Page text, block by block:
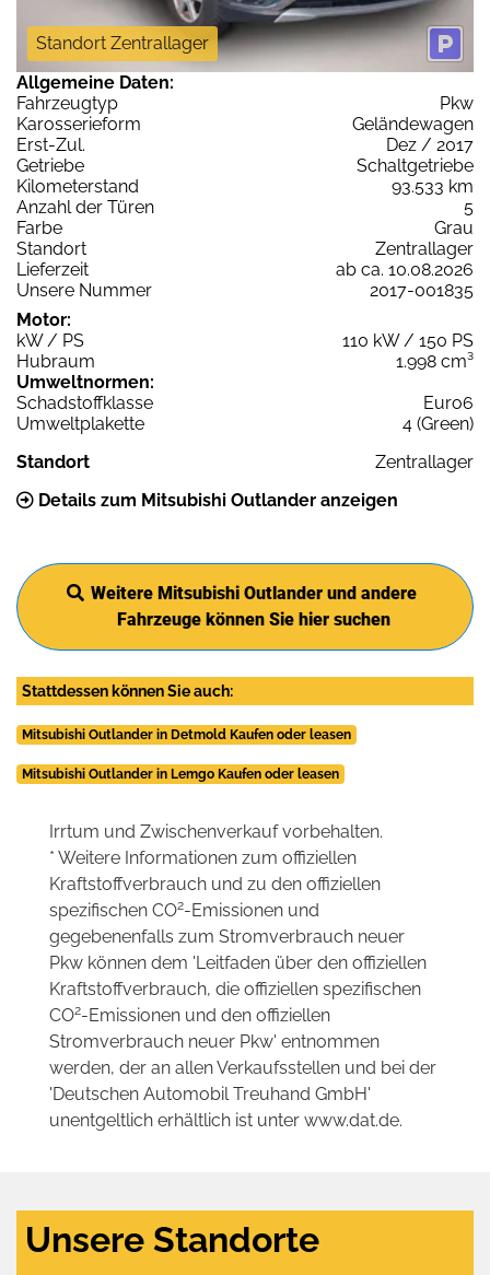
Standort Zentrallager
Allgemeine Daten:
Fahrzeugtyp
Pkw
Karosserieform
Geländewagen
Erst-Zul.
Dez / 2017
Getriebe
Schaltgetriebe
Kilometerstand
93.533 km
Anzahl der Türen
5
Farbe
Grau
Standort
Zentrallager
Lieferzeit
ab ca. 10.08.2026
Unsere Nummer
2017-001835
Motor:
kW / PS
110 kW / 150 PS
Hubraum
1.998 cm³
Umweltnormen:
Schadstoffklasse
Euro6
Umweltplakette
4 (Green)
Standort
Zentrallager
Details zum Mitsubishi Outlander anzeigen
Weitere Mitsubishi Outlander und andere
Fahrzeuge können Sie hier suchen
Stattdessen können Sie auch:
Mitsubishi Outlander in Detmold Kaufen oder leasen
Mitsubishi Outlander in Lemgo Kaufen oder leasen
Irrtum und Zwischenverkauf vorbehalten.
* Weitere Informationen zum offiziellen
Kraftstoffverbrauch und zu den offiziellen
spezifischen CO2-Emissionen und
gegebenenfalls zum Stromverbrauch neuer
Pkw können dem 'Leitfaden über den offiziellen
Kraftstoffverbrauch, die offiziellen spezifischen
CO2-Emissionen und den offiziellen
Stromverbrauch neuer Pkw' entnommen
werden, der an allen Verkaufsstellen und bei der
'Deutschen Automobil Treuhand GmbH'
unentgeltlich erhältlich ist unter www.dat.de.
Unsere Standorte